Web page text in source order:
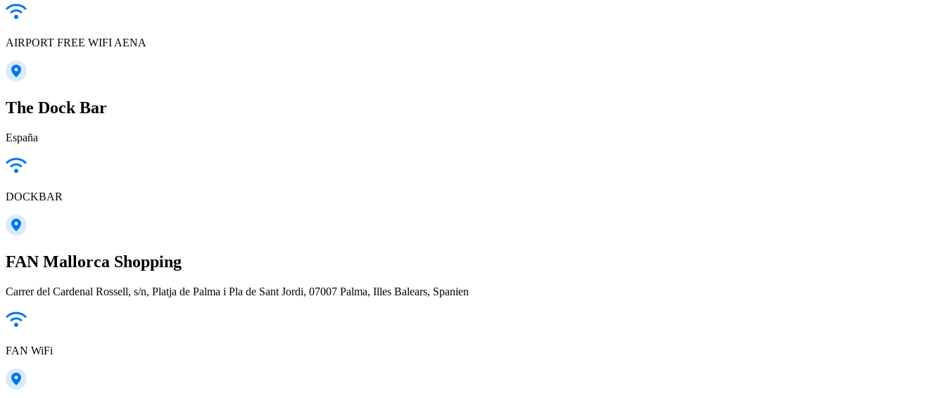
AIRPORT FREE WIFI AENA
The Dock Bar
España
DOCKBAR
FAN Mallorca Shopping
Carrer del Cardenal Rossell, s/n, Platja de Palma i Pla de Sant Jordi, 07007 Palma, Illes Balears, Spanien
FAN WiFi